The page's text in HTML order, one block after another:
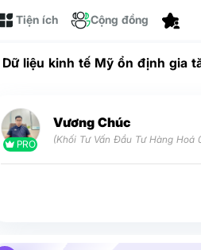
Tiện ích Cộng đồng
Dữ liệu kinh tế Mỹ ổn định gia
PRO
Vương Chúc
(Khối Tư Vấn Đầu Tư Hàng Hoá